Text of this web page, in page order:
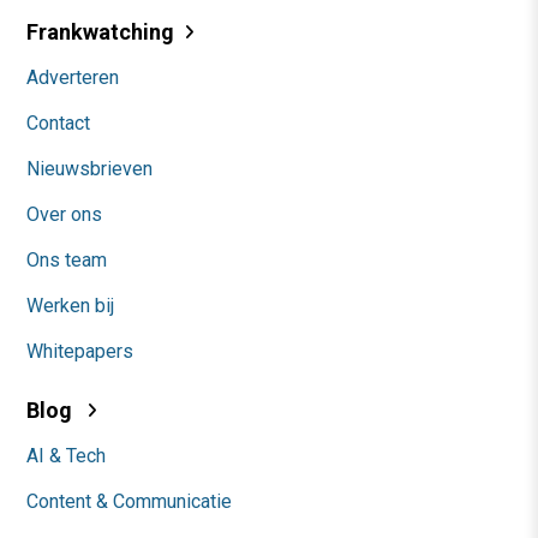
Frankwatching
Adverteren
Contact
Nieuwsbrieven
Over ons
Ons team
Werken bij
Whitepapers
Blog
AI & Tech
Content & Communicatie